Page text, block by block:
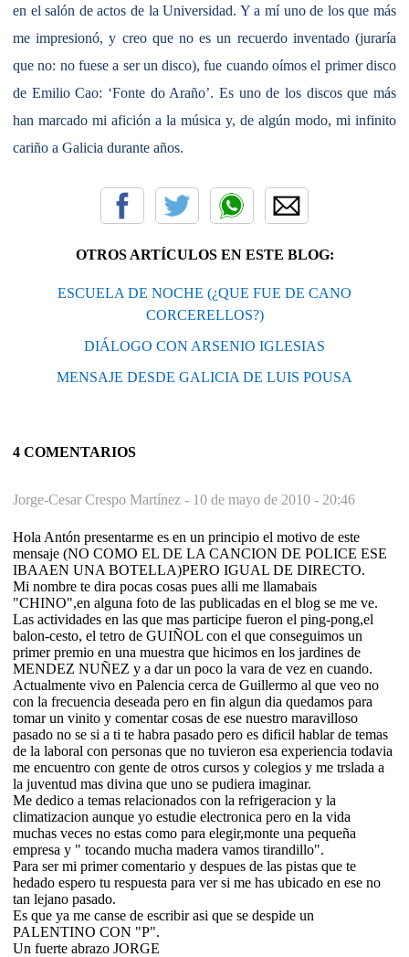
en el salón de actos de la Universidad. Y a mí uno de los que más
me impresionó, y creo que no es un recuerdo inventado (juraría
que no: no fuese a ser un disco), fue cuando oímos el primer disco
de Emilio Cao: ‘Fonte do Araño’. Es uno de los discos que más
han marcado mi afición a la música y, de algún modo, mi infinito
cariño a Galicia durante años.
OTROS ARTÍCULOS EN ESTE BLOG:
ESCUELA DE NOCHE (¿QUE FUE DE CANO
CORCERELLOS?)
DIÁLOGO CON ARSENIO IGLESIAS
MENSAJE DESDE GALICIA DE LUIS POUSA
4 COMENTARIOS
Jorge-Cesar Crespo Martínez - 10 de mayo de 2010 - 20:46
Hola Antón presentarme es en un principio el motivo de este
mensaje (NO COMO EL DE LA CANCION DE POLICE ESE
IBAAEN UNA BOTELLA)PERO IGUAL DE DIRECTO.
Mi nombre te dira pocas cosas pues alli me llamabais
"CHINO",en alguna foto de las publicadas en el blog se me ve.
Las actividades en las que mas participe fueron el ping-pong,el
balon-cesto, el tetro de GUIÑOL con el que conseguimos un
primer premio en una muestra que hicimos en los jardines de
MENDEZ NUÑEZ y a dar un poco la vara de vez en cuando.
Actualmente vivo en Palencia cerca de Guillermo al que veo no
con la frecuencia deseada pero en fin algun dia quedamos para
tomar un vinito y comentar cosas de ese nuestro maravilloso
pasado no se si a ti te habra pasado pero es dificil hablar de temas
de la laboral con personas que no tuvieron esa experiencia todavia
me encuentro con gente de otros cursos y colegios y me trslada a
la juventud mas divina que uno se pudiera imaginar.
Me dedico a temas relacionados con la refrigeracion y la
climatizacion aunque yo estudie electronica pero en la vida
muchas veces no estas como para elegir,monte una pequeña
empresa y " tocando mucha madera vamos tirandillo".
Para ser mi primer comentario y despues de las pistas que te
hedado espero tu respuesta para ver si me has ubicado en ese no
tan lejano pasado.
Es que ya me canse de escribir asi que se despide un
PALENTINO CON "P".
Un fuerte abrazo JORGE